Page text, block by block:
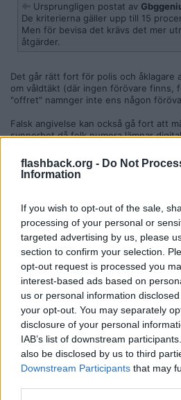
flashback.org - Do Not
Information
If you wish to opt-out of the sale,
processing of your personal or
targeted advertising by us, please
section to confirm your selection.
opt-out request is processed you
interest-based ads based on
us or personal information
your opt-out. You may separately
disclosure of your personal
IAB’s list of downstream
also be disclosed by us to third
Downstream Participants that may
Ursprungligen postat av
De kriterierna gäller upp till 15
Men för bevisa det krävs det mer
åtgärder.
Det går rätt fort för polis och åklagare
om våldtäkt (där ingen förövare finns,
"offret" namnger inte ens någon
Falsk angivelse kan också gå fort att
synnerhet då folk numera lämnar
Huruvida åklagaren i detta ärende
2026-03-03, 20:16
Gbggenius
Medlem
Citat:
Ursprungligen postat av
Det går rätt fort för polis och
anmälningar om våldtäkt (där ingen
bara påhitt och "offret" namnger
Falsk angivelse kan också gå fort att
synnerhet då folk numera lämnar